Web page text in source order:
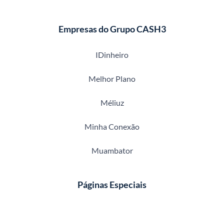
Empresas do Grupo CASH3
IDinheiro
Melhor Plano
Méliuz
Minha Conexão
Muambator
Páginas Especiais